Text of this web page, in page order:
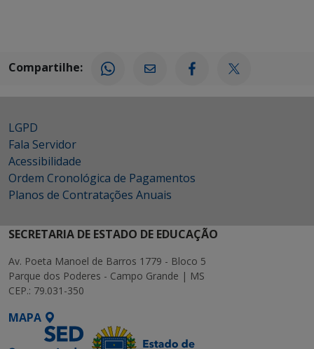
Compartilhe:
LGPD
Fala Servidor
Acessibilidade
Ordem Cronológica de Pagamentos
Planos de Contratações Anuais
SECRETARIA DE ESTADO DE EDUCAÇÃO
Av. Poeta Manoel de Barros 1779 - Bloco 5
Parque dos Poderes - Campo Grande | MS
CEP.: 79.031-350
MAPA